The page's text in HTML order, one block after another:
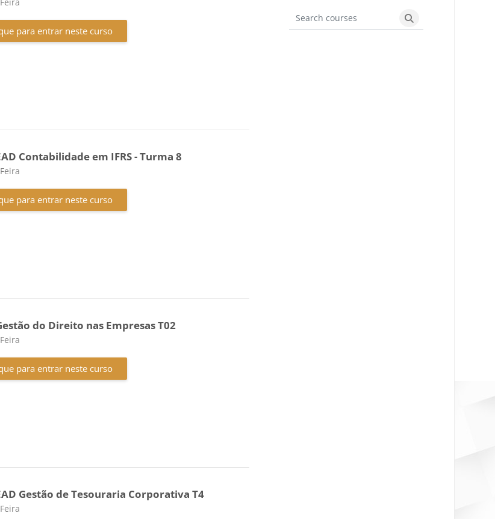
para entrar neste curso
Contabilidade em IFRS - Turma 8
do curso
para entrar neste curso
do Direito nas Empresas T02
do curso
para entrar neste curso
Gestão de Tesouraria Corporativa T4
do curso
Search courses
Search courses